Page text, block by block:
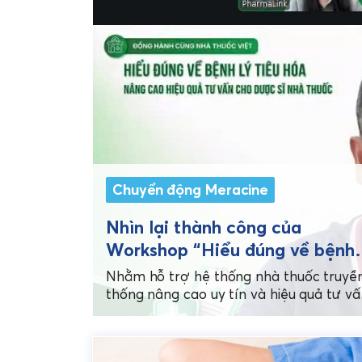
Chuyển động Meracine
Nhìn lại thành công của
Workshop “Hiểu đúng về bệnh
tiêu hóa”: Meracine tiếp tục
khẳng định sứ mệnh đồng hành
cùng Nhà thuốc Việt
Nhằm hỗ trợ hệ thống nhà thuốc
thống nâng cao uy tín và hiệu quả tư
Workshop trực tuyến do Dược phẩm